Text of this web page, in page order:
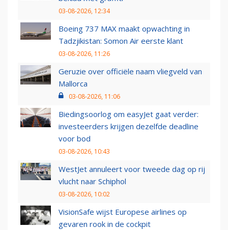
03-08-2026, 12:34
Boeing 737 MAX maakt opwachting in
Tadzjikistan: Somon Air eerste klant
03-08-2026, 11:26
Geruzie over officiële naam vliegveld van
Mallorca
03-08-2026, 11:06
Biedingsoorlog om easyJet gaat verder:
investeerders krijgen dezelfde deadline
voor bod
03-08-2026, 10:43
WestJet annuleert voor tweede dag op rij
vlucht naar Schiphol
03-08-2026, 10:02
VisionSafe wijst Europese airlines op
gevaren rook in de cockpit